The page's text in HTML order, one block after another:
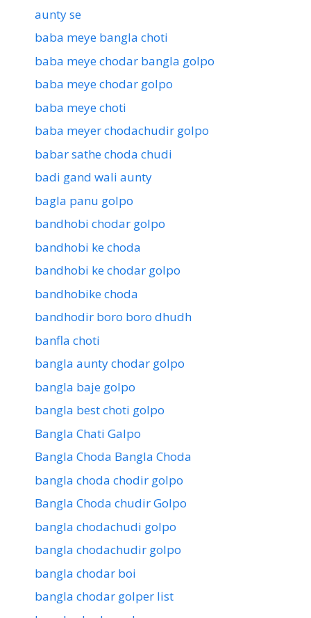
aunty se
baba meye bangla choti
baba meye chodar bangla golpo
baba meye chodar golpo
baba meye choti
baba meyer chodachudir golpo
babar sathe choda chudi
badi gand wali aunty
bagla panu golpo
bandhobi chodar golpo
bandhobi ke choda
bandhobi ke chodar golpo
bandhobike choda
bandhodir boro boro dhudh
banfla choti
bangla aunty chodar golpo
bangla baje golpo
bangla best choti golpo
Bangla Chati Galpo
Bangla Choda Bangla Choda
bangla choda chodir golpo
Bangla Choda chudir Golpo
bangla chodachudi golpo
bangla chodachudir golpo
bangla chodar boi
bangla chodar golper list